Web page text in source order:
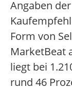
Angaben
Form von
MarketBeat
liegt bei
rund 46